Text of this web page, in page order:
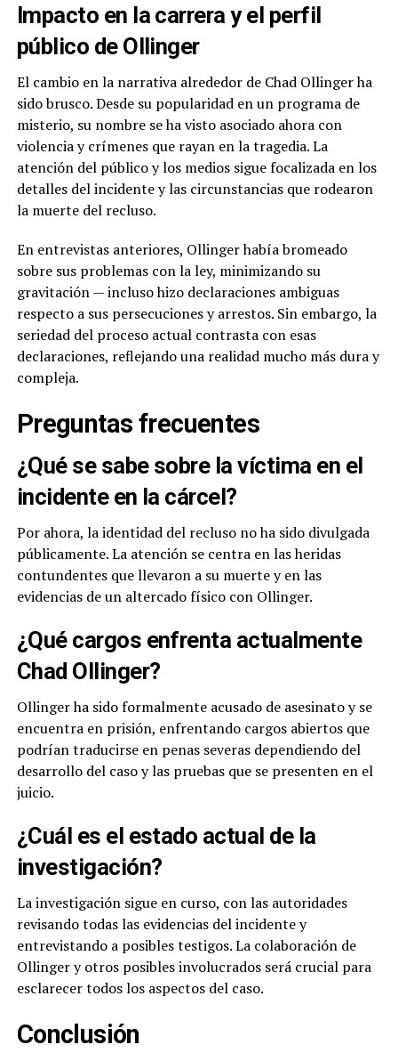
Impacto en la carrera y el perfil
público de Ollinger
El cambio en la narrativa alrededor de Chad Ollinger ha
sido brusco. Desde su popularidad en un programa de
misterio, su nombre se ha visto asociado ahora con
violencia y crímenes que rayan en la tragedia. La
atención del público y los medios sigue focalizada en los
detalles del incidente y las circunstancias que rodearon
la muerte del recluso.
En entrevistas anteriores, Ollinger había bromeado
sobre sus problemas con la ley, minimizando su
gravitación — incluso hizo declaraciones ambiguas
respecto a sus persecuciones y arrestos. Sin embargo, la
seriedad del proceso actual contrasta con esas
declaraciones, reflejando una realidad mucho más dura y
compleja.
Preguntas frecuentes
¿Qué se sabe sobre la víctima en el
incidente en la cárcel?
Por ahora, la identidad del recluso no ha sido divulgada
públicamente. La atención se centra en las heridas
contundentes que llevaron a su muerte y en las
evidencias de un altercado físico con Ollinger.
¿Qué cargos enfrenta actualmente
Chad Ollinger?
Ollinger ha sido formalmente acusado de asesinato y se
encuentra en prisión, enfrentando cargos abiertos que
podrían traducirse en penas severas dependiendo del
desarrollo del caso y las pruebas que se presenten en el
juicio.
¿Cuál es el estado actual de la
investigación?
La investigación sigue en curso, con las autoridades
revisando todas las evidencias del incidente y
entrevistando a posibles testigos. La colaboración de
Ollinger y otros posibles involucrados será crucial para
esclarecer todos los aspectos del caso.
Conclusión